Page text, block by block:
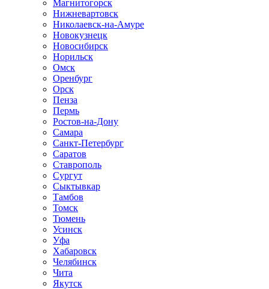
Магнитогорск
Нижневартовск
Николаевск-на-Амуре
Новокузнецк
Новосибирск
Норильск
Омск
Оренбург
Орск
Пенза
Пермь
Ростов-на-Дону
Самара
Санкт-Петербург
Саратов
Ставрополь
Сургут
Сыктывкар
Тамбов
Томск
Тюмень
Усинск
Уфа
Хабаровск
Челябинск
Чита
Якутск